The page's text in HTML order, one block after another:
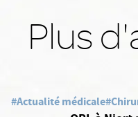
Plus
#Actualité médicale